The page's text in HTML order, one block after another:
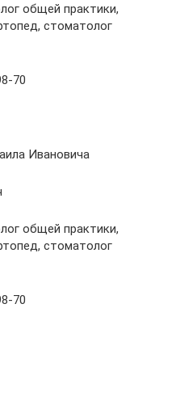
общей практики,
стоматолог
70
Ивановича
общей практики,
стоматолог
70